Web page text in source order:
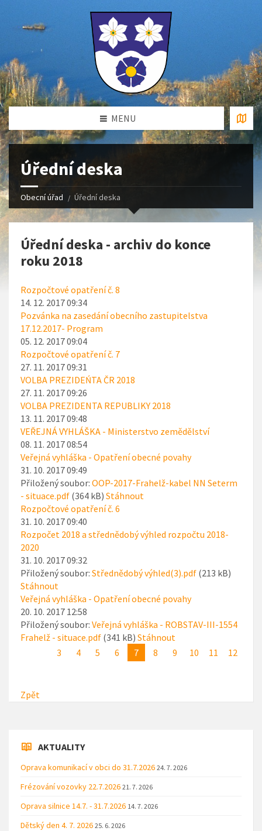
MENU
Úřední deska
Obecní úřad Úřední deska
Úřední deska - archiv do konce
roku 2018
Rozpočtové opatření č. 8
14. 12. 2017 09:34
Pozvánka na zasedání obecního zastupitelstva
17.12.2017- Program
05. 12. 2017 09:04
Rozpočtové opatření č. 7
27. 11. 2017 09:31
VOLBA PREZIDEŃTA ČR 2018
27. 11. 2017 09:26
VOLBA PREZIDENTA REPUBLIKY 2018
13. 11. 2017 09:48
VEŘEJNÁ VYHLÁŠKA - Ministerstvo zemědělství
08. 11. 2017 08:54
Veřejná vyhláška - Opatření obecné povahy
31. 10. 2017 09:49
Přiložený soubor: OOP-2017-Frahelž-kabel NN Seterm
- situace.pdf (364 kB) Stáhnout
Rozpočtové opatření č. 6
31. 10. 2017 09:40
Rozpočet 2018 a střednědobý výhled rozpočtu 2018-
2020
31. 10. 2017 09:32
Přiložený soubor: Střednědobý výhled(3).pdf (213 kB)
Stáhnout
Veřejná vyhláška - Opatření obecné povahy
20. 10. 2017 12:58
Přiložený soubor: Veřejná vyhláška - ROBSTAV-III-1554
Frahelž - situace.pdf (341 kB) Stáhnout
3
4 5 6 7 8 9 10 11 12
Zpět
AKTUALITY
Oprava komunikací v obci do 31.7.2026 24. 7. 2026
Frézování vozovky 22.7.2026 21. 7. 2026
Oprava silnice 14.7. - 31.7.2026 14. 7. 2026
Dětský den 4. 7. 2026 25. 6. 2026